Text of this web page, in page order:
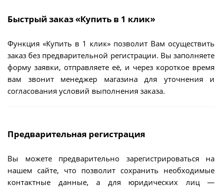
Быстрый заказ «Купить в 1 клик»
Функция «Купить в 1 клик» позволит Вам осуществить
заказ без предварительной регистрации. Вы заполняете
форму заявки, отправляете её, и через короткое время
вам звонит менеджер магазина для уточнения и
согласования условий выполнения заказа.
Предварительная регистрация
Вы можете предварительно зарегистрироваться на
нашем сайте, что позволит сохранить необходимые
контактные данные, а для юридических лиц —